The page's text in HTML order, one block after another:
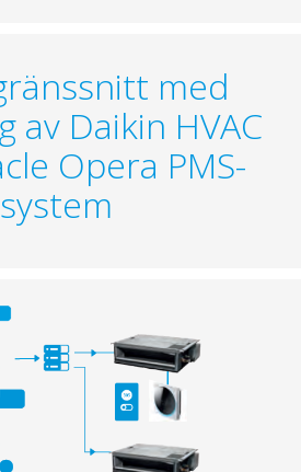
med
av Daikin HVAC
Opera PMS-
system